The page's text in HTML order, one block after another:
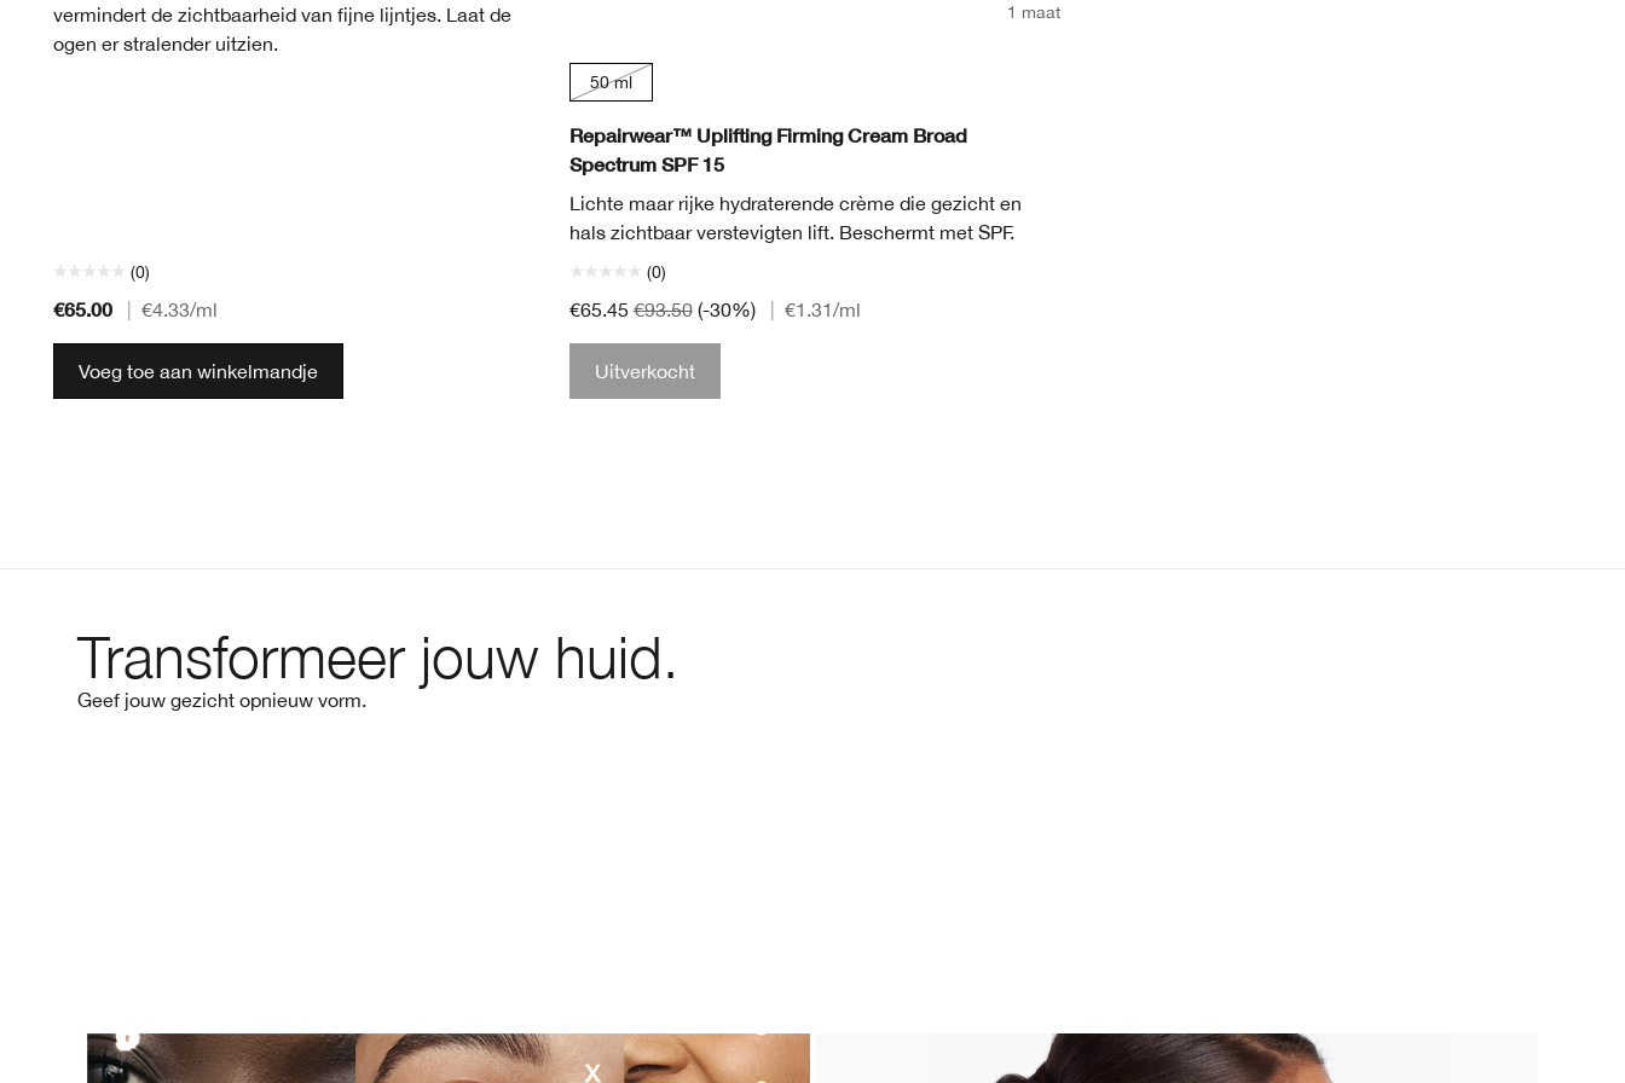
vermindert de zichtbaarheid van fijne lijntjes. Laat de
ogen er stralender uitzien.
(0)
€65.00 €4.33/ml
Voeg toe aan winkelmandje
1 maat
50 ml
Repairwear™ Uplifting Firming Cream Broad
Spectrum SPF 15
Lichte maar rijke hydraterende crème die gezicht en
hals zichtbaar verstevigten lift. Beschermt met SPF.
(0)
€65.45€93.50 (-30%) €1.31/ml
Uitverkocht
Transformeer jouw huid.
Geef jouw gezicht opnieuw vorm.